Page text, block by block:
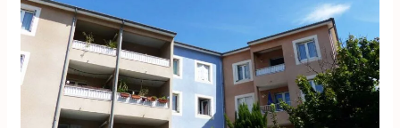
–
CREST